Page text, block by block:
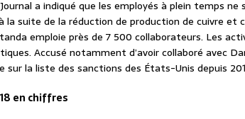
a indiqué que les employés à plein temps ne
la suite de la réduction de production de cuivre et
emploie près de 7 500 collaborateurs. Les
Accusé notamment d’avoir collaboré avec
sur la liste des sanctions des États-Unis depuis
en chiffres